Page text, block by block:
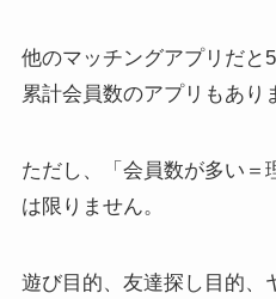
他のマッチングアプリだと
累計会員数のアプリもあり
ただし、「会員数が多い＝
は限りません。
遊び目的、友達探し目的、